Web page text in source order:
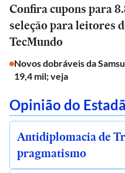
Confira cupons para
seleção para leitores
TecMundo
Novos dobráveis da
19,4 mil; veja
Opinião do
Antidiplomacia de
pragmatismo